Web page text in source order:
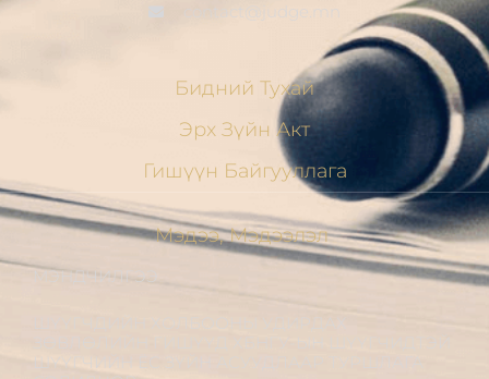
contact@judge.mn
Бидний Тухай
Эрх Зүйн Акт
Гишүүн Байгууллага
Мэдээ, Мэдээлэл
МЭНДЧИЛГЭЭ
ШҮҮГЧДИЙН ХОЛБООНЫ УДИРДАХ